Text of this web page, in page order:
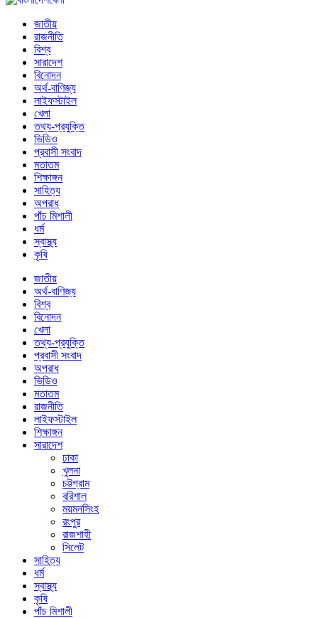
জাতীয়
রাজনীতি
বিশ্ব
সারাদেশ
বিনোদন
অর্থ-বাণিজ্য
লাইফস্টাইল
খেলা
তথ্য-প্রযুক্তি
ভিডিও
প্রবাসী সংবাদ
মতাতম
শিক্ষাঙ্গন
সাহিত্য
অপরাধ
পাঁচ মিশালী
ধর্ম
স্বাস্থ্য
কৃষি
জাতীয়
অর্থ-বাণিজ্য
বিশ্ব
বিনোদন
খেলা
তথ্য-প্রযুক্তি
প্রবাসী সংবাদ
অপরাধ
ভিডিও
মতাতম
রাজনীতি
লাইফস্টাইল
শিক্ষাঙ্গন
সারাদেশ
ঢাকা
খুলনা
চট্টগ্রাম
বরিশাল
ময়মনসিংহ
রংপুর
রাজশাহী
সিলেট
সাহিত্য
ধর্ম
স্বাস্থ্য
কৃষি
পাঁচ মিশালী